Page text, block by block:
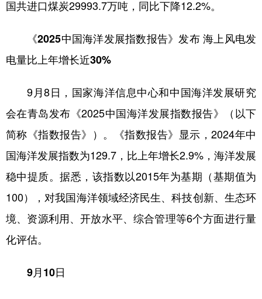
国共进口煤炭29993.7万吨，同比下降12.2%。
《2025中国海洋发展指数报告》发布 海上风电发
电量比上年增长近30%
9月8日，国家海洋信息中心和中国海洋发展研究
会在青岛发布《2025中国海洋发展指数报告》（以下
简称《指数报告》）。《指数报告》显示，2024年中
国海洋发展指数为129.7，比上年增长2.9%，海洋发展
稳中提质。据悉，该指数以2015年为基期（基期值为
100），对我国海洋领域经济民生、科技创新、生态环
境、资源利用、开放水平、综合管理等6个方面进行量
化评估。
9月10日